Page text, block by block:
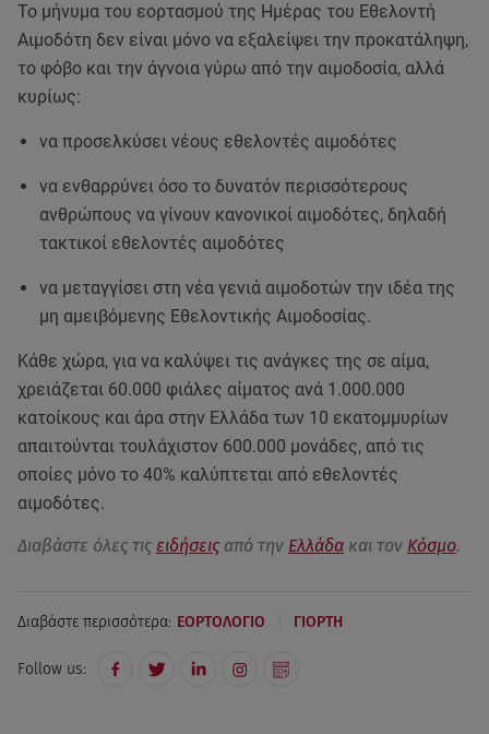
Το μήνυμα του εορτασμού της Ημέρας του Εθελοντή
Αιμοδότη δεν είναι μόνο να εξαλείψει την προκατάληψη,
το φόβο και την άγνοια γύρω από την αιμοδοσία, αλλά
κυρίως:
να προσελκύσει νέους εθελοντές αιμοδότες
να ενθαρρύνει όσο το δυνατόν περισσότερους
ανθρώπους να γίνουν κανονικοί αιμοδότες, δηλαδή
τακτικοί εθελοντές αιμοδότες
να μεταγγίσει στη νέα γενιά αιμοδοτών την ιδέα της
μη αμειβόμενης Εθελοντικής Αιμοδοσίας.
Κάθε χώρα, για να καλύψει τις ανάγκες της σε αίμα,
χρειάζεται 60.000 φιάλες αίματος ανά 1.000.000
κατοίκους και άρα στην Ελλάδα των 10 εκατομμυρίων
απαιτούνται τουλάχιστον 600.000 μονάδες, από τις
οποίες μόνο το 40% καλύπτεται από εθελοντές
αιμοδότες.
Διαβάστε όλες τις ειδήσεις από την Ελλάδα και τον Κόσμο.
Διαβάστε περισσότερα: ΕΟΡΤΟΛΟΓΙΟ ΓΙΟΡΤΗ
Follow us: